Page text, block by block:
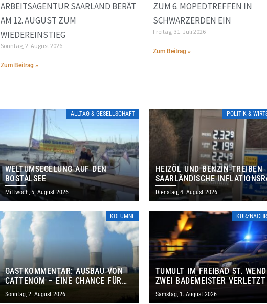
ARBEITSAGENTUR SAARLAND BERÄT
AM 12. AUGUST ZUM
WIEDEREINSTIEG
Sonntag, 2. August 2026
Zum Beitrag »
ZUM 6. MOPEDTREFFEN IN
SCHWARZERDEN EIN
Freitag, 31. Juli 2026
Zum Beitrag »
ALLTAG & GESELLSCHAFT
WELTUMSEGELUNG AUF DEN
BOSTALSEE
Mittwoch, 5. August 2026
POLITIK &
HEIZÖL UND BENZIN TREIBEN
SAARLÄNDISCHE
IM JULI AUF 3,2 PROZENT
Dienstag, 4. August 2026
KOLUMNE
GASTKOMMENTAR: AUSBAU VON
CATTENOM – EINE CHANCE FÜR
LOTHRINGEN UND DAS SAARLAND
Sonntag, 2. August 2026
TUMULT IM FREIBAD ST.
ZWEI BADEMEISTER VERLETZT
Samstag, 1. August 2026